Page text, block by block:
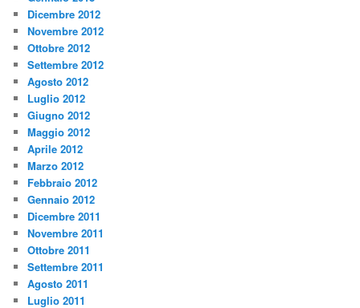
Dicembre 2012
Novembre 2012
Ottobre 2012
Settembre 2012
Agosto 2012
Luglio 2012
Giugno 2012
Maggio 2012
Aprile 2012
Marzo 2012
Febbraio 2012
Gennaio 2012
Dicembre 2011
Novembre 2011
Ottobre 2011
Settembre 2011
Agosto 2011
Luglio 2011